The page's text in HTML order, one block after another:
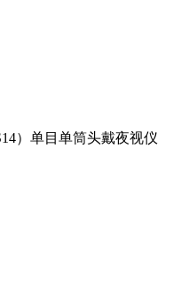
）单目单筒头戴夜视仪